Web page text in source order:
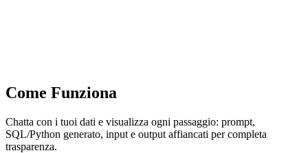
Come Funziona
Chatta con i tuoi dati e visualizza ogni passaggio: prompt,
SQL/Python generato, input e output affiancati per completa
trasparenza.